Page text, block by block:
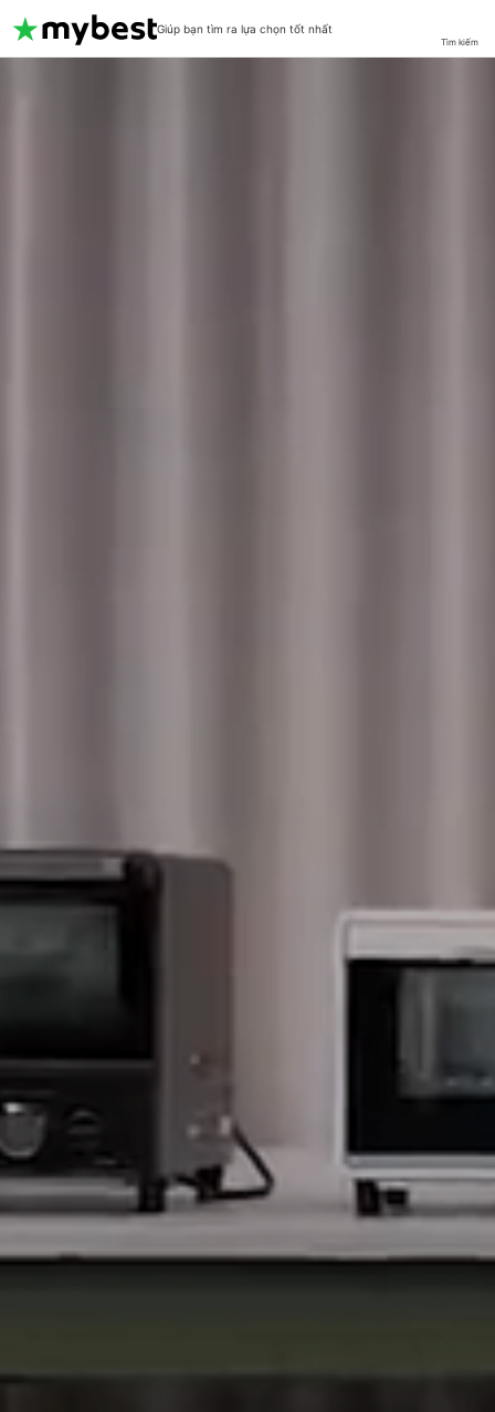
Giúp bạn tìm ra lựa chọn tốt nhất
Tìm kiếm